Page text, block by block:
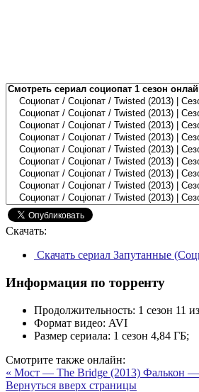
Скачать:
Скачать сериал Запутанные
Информация по торренту
Продолжительность: 1 сезон 11
Формат видео: AVI
Размер сериала: 1 сезон 4,84 ГБ;
Смотрите также онлайн:
« Мост — The Bridge (2013) Фалькон —
Вернуться вверх страницы